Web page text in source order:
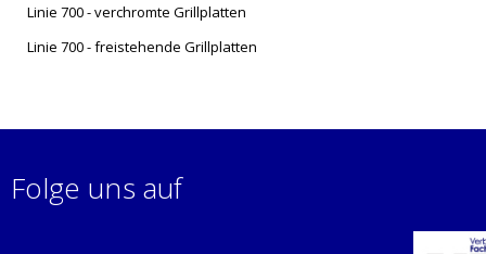
Linie 700 - verchromte Grillplatten
Linie 700 - freistehende Grillplatten
Folge uns auf